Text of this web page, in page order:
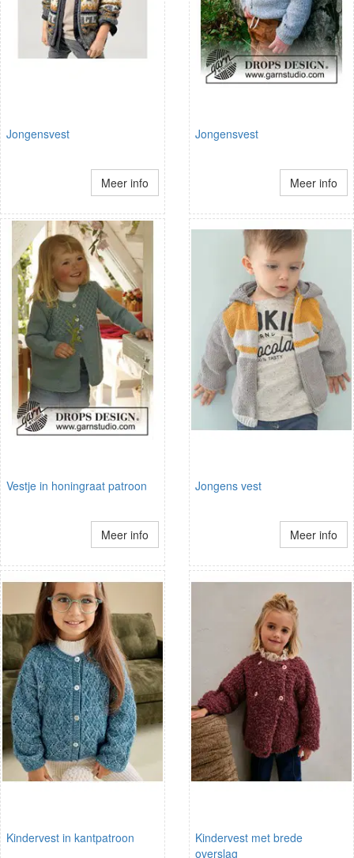
Jongensvest
Meer info
Jongensvest
Meer info
Vestje in honingraat patroon
Meer info
Jongens vest
Meer info
Kindervest in kantpatroon
Kindervest met brede
overslag